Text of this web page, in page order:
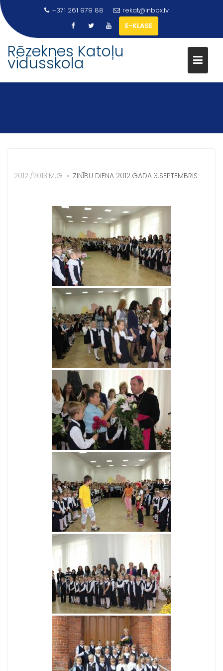
Skip
to
content
+371 261 979 88
rekat@inbox.lv
E-KLASE
Rēzeknes Katoļu
vidusskola
2012./2013.M.G. » ZINĪBU DIENA 2012.GADA 3.SEPTEMBRIS